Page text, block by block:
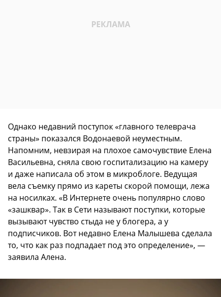
Однако недавний поступок «главного телеврача
страны» показался Водонаевой неуместным.
Напомним, невзирая на плохое самочувствие Елена
Васильевна, сняла свою госпитализацию на камеру
и даже написала об этом в микроблоге. Ведущая
вела съемку прямо из кареты скорой помощи, лежа
на носилках. «В Интернете очень популярно слово
«зашквар». Так в Сети называют поступки, которые
вызывают чувство стыда не у блогера, а у
подписчиков. Вот недавно Елена Малышева сделала
то, что как раз подпадает под это определение», —
заявила Алена.